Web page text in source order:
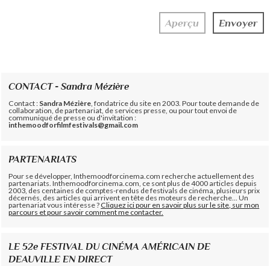
CONTACT - Sandra Mézière
Contact : Sandra Mézière , fondatrice du site en 2003. Pour toute demande de
collaboration, de partenariat, de services presse, ou pour tout envoi de
communiqué de presse ou d'invitation :
inthemoodforfilmfestivals@gmail.com
PARTENARIATS
Pour se développer, Inthemoodforcinema.com recherche actuellement des
partenariats. Inthemoodforcinema.com, ce sont plus de 4000 articles depuis
2003, des centaines de comptes-rendus de festivals de cinéma, plusieurs prix
décernés, des articles qui arrivent en tête des moteurs de recherche... Un
partenariat vous intéresse ?Cliquez ici pour en savoir plus sur le site, sur mon
parcours et pour savoir comment me contacter.
LE 52e FESTIVAL DU CINÉMA AMÉRICAIN DE
DEAUVILLE EN DIRECT